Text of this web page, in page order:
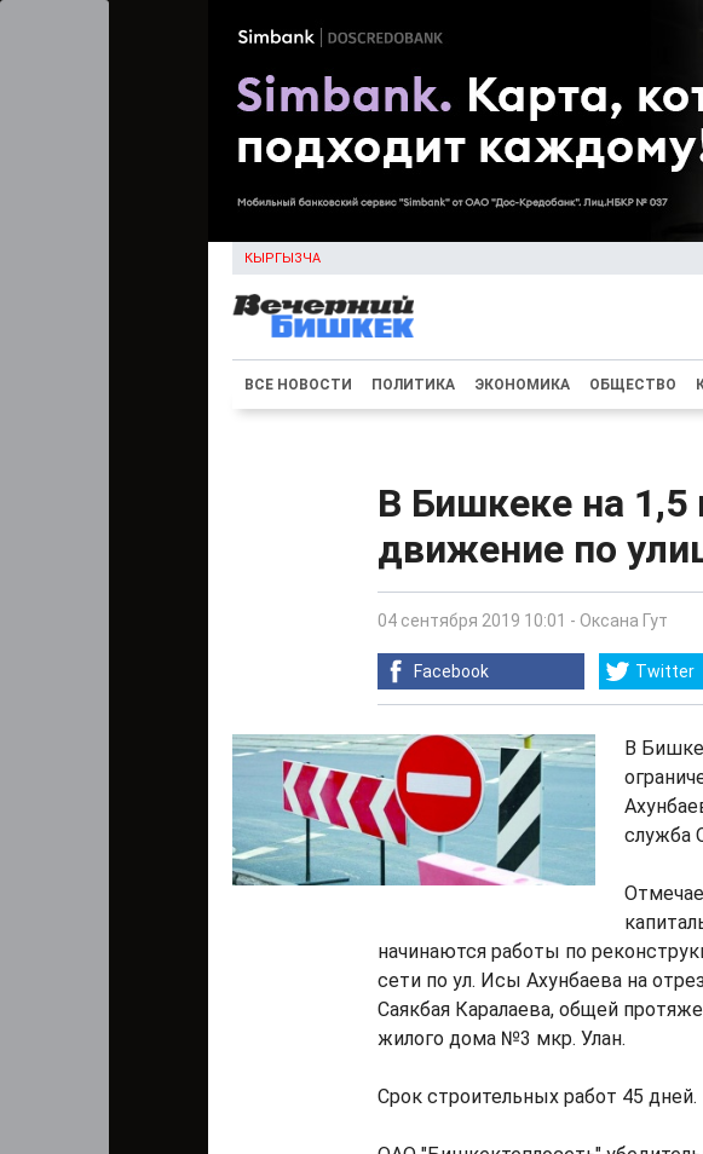
КЫРГЫЗЧА
ВСЕ НОВОСТИ ПОЛИТИКА ЭКОНОМИКА ОБЩЕСТВО
В Бишкеке на 1,5
движение по
04 сентября 2019 10:01 - Оксана Гут
Facebook Twitter
В
служба
начинаются работы по
сети по ул. Исы Ахунбаева на
Саякбая Каралаева, общей
жилого дома №3 мкр. Улан.
Срок строительных работ 45 дней.